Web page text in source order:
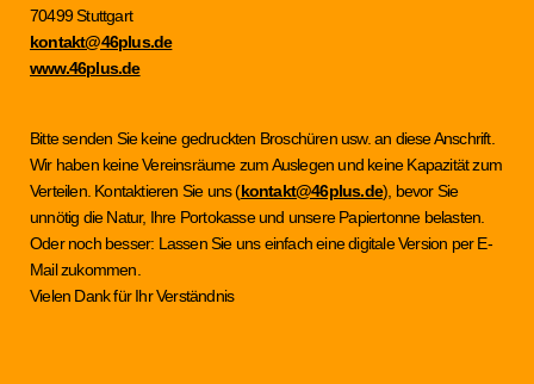
70499 Stuttgart
kontakt@46plus.de
www.46plus.de
Bitte senden Sie keine gedruckten Broschüren usw. an diese Anschrift.
Wir haben keine Vereinsräume zum Auslegen und keine Kapazität zum
Verteilen. Kontaktieren Sie uns (kontakt@46plus.de), bevor Sie
unnötig die Natur, Ihre Portokasse und unsere Papiertonne belasten.
Oder noch besser: Lassen Sie uns einfach eine digitale Version per E-
Mail zukommen.
Vielen Dank für Ihr Verständnis